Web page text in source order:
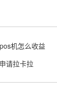
机怎么收益
请拉卡拉